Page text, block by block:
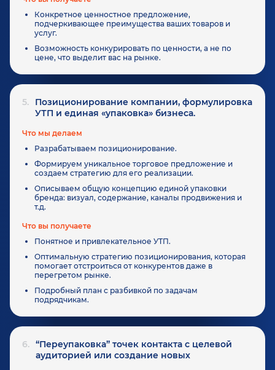
Конкретное ценностное предложение,
подчеркивающее преимущества ваших товаров и
услуг.
Возможность конкурировать по ценности, а не по
цене, что выделит вас на рынке.
5.
Позиционирование компании, формулировка
УТП и единая «упаковка» бизнеса.
Что мы делаем
Разрабатываем позиционирование.
Формируем уникальное торговое предложение и
создаем стратегию для его реализации.
Описываем общую концепцию единой упаковки
бренда: визуал, содержание, каналы продвижения и
т.д.
Что вы получаете
Понятное и привлекательное УТП.
Оптимальную стратегию позиционирования, которая
помогает отстроиться от конкурентов даже в
перегретом рынке.
Подробный план с разбивкой по задачам
подрядчикам.
6. “Переупаковка” точек контакта с целевой
аудиторией или создание новых